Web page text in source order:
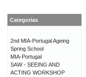
Categorias
2nd MIA-Portugal Ageing
Spring School
MIA-Portugal
SAW - SEEING AND
ACTING WORKSHOP